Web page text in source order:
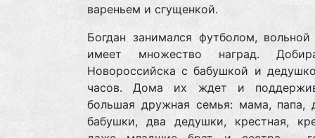
вареньем и сгущенкой.
Богдан занимался футболом, вольной
имеет множество наград.
Новороссийска с бабушкой и
часов. Дома их ждет и
большая дружная семья: мама, папа,
бабушки, два дедушки, крестная,